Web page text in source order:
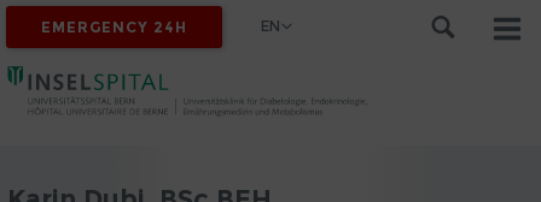
EMERGENCY 24H EN